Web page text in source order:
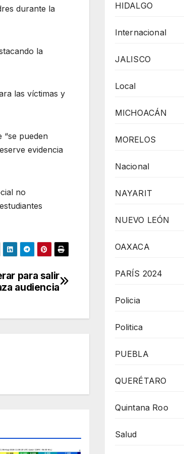
durante la
la
las víctimas y
“se pueden
evidencia
no
para salir
audiencia
HIDALGO
Internacional
JALISCO
Local
MICHOACÁN
MORELOS
Nacional
NAYARIT
NUEVO LEÓN
OAXACA
PARÍS 2024
Policia
Politica
PUEBLA
QUERÉTARO
Quintana Roo
Salud